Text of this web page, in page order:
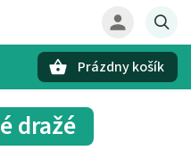
Prázdny košík
dražé